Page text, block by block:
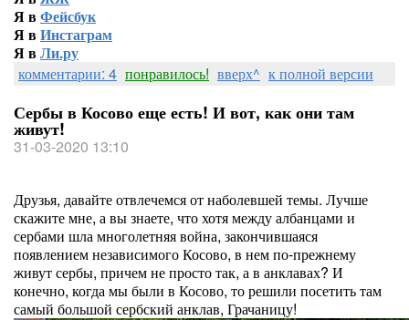
Я вФейсбук
Я вИнстаграм
Я вЛи.ру
комментарии: 4 понравилось! вверх^ к полной версии
Сербы в Косово еще есть! И вот, как они там
живут!
31-03-2020 13:10
Друзья, давайте отвлечемся от наболевшей темы. Лучше
скажите мне, а вы знаете, что хотя между албанцами и
сербами шла многолетняя война, закончившаяся
появлением независимого Косово, в нем по-прежнему
живут сербы, причем не просто так, а в анклавах? И
конечно, когда мы были в Косово, то решили посетить там
самый большой сербский анклав, Грачаницу!